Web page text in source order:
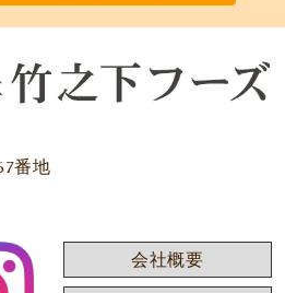
番地
会社概要